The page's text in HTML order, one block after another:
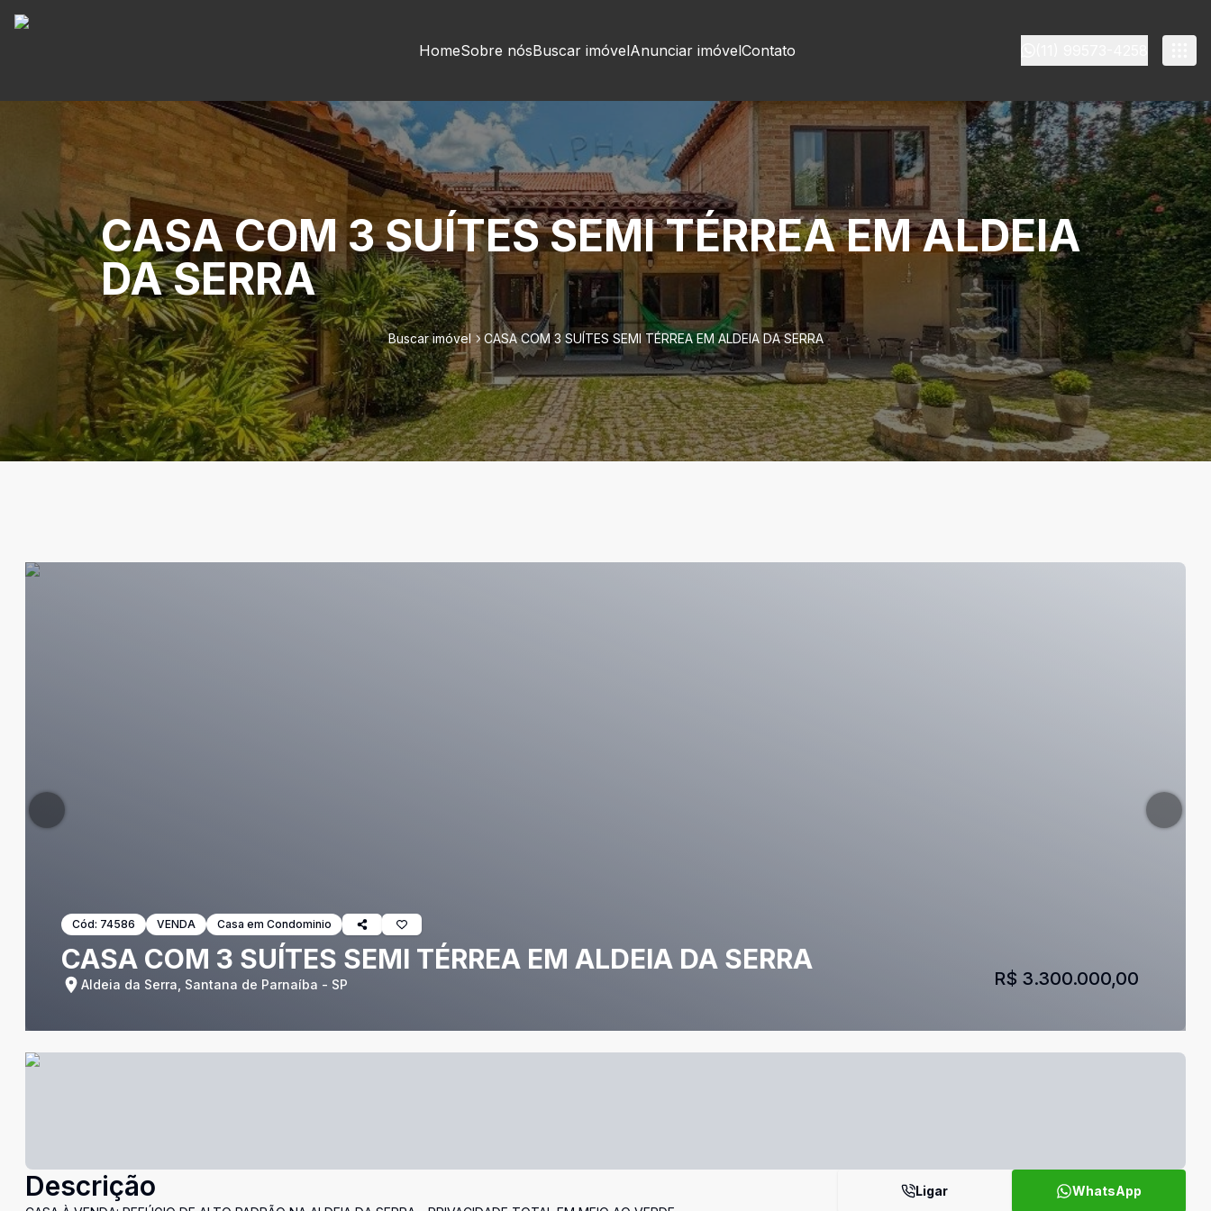
HomeSobre nósBuscar imóvelAnunciar imóvelContato
CASA COM 3 SUÍTES SEMI TÉRREA EM ALDEIA
DA SERRA
Buscar imóvel CASA COM 3 SUÍTES SEMI TÉRREA EM ALDEIA DA SERRA
Cód: 74586 VENDA Casa em Condominio
CASA COM 3 SUÍTES SEMI TÉRREA EM ALDEIA DA SERRA
Aldeia da Serra, Santana de Parnaíba - SP R$ 3.300.000,00
Descrição Ligar WhatsApp